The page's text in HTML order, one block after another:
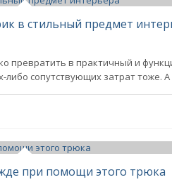
в стильный предмет
превратить в практичный и
сопутствующих затрат тоже. А
при помощи этого трюка